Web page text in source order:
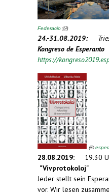
Federacio(link is external)
)
24.-31.08.2019:
Kongreso de Esperanto
https://
(©
28.08.2019: 19.30
"Vivprotokoloj"
Jeder stellt sein
vor. Wir lesen